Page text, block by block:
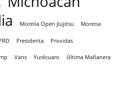
Morelia Open Jiujitsu Morena
Presidenta Providas
Vans Yurécuaro Última Mañanera